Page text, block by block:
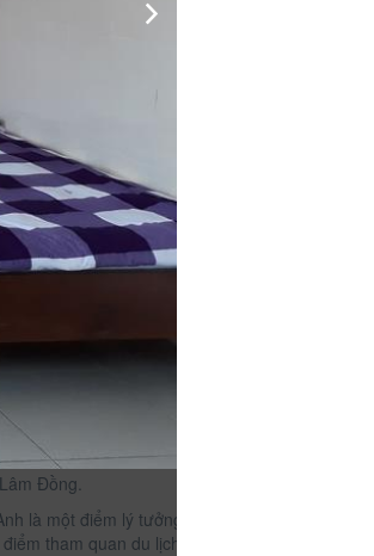
Đồng.
là một điểm lý tưởng để khởi hành chuyến du
tham quan du lịch nổi tiếng của thành phố.